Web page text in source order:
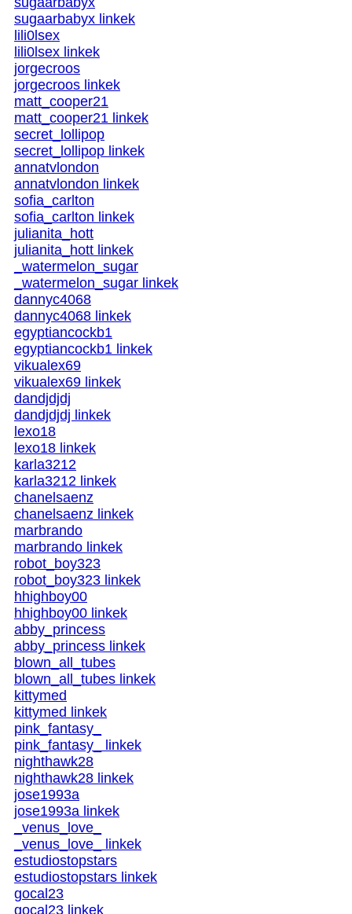
sugaarbabyx linkek
lili0lsex
lili0lsex linkek
jorgecroos
jorgecroos linkek
matt_cooper21
matt_cooper21 linkek
secret_lollipop
secret_lollipop linkek
annatvlondon
annatvlondon linkek
sofia_carlton
sofia_carlton linkek
julianita_hott
julianita_hott linkek
_watermelon_sugar
_watermelon_sugar linkek
dannyc4068
dannyc4068 linkek
egyptiancockb1
egyptiancockb1 linkek
vikualex69
vikualex69 linkek
dandjdjdj
dandjdjdj linkek
lexo18
lexo18 linkek
karla3212
karla3212 linkek
chanelsaenz
chanelsaenz linkek
marbrando
marbrando linkek
robot_boy323
robot_boy323 linkek
hhighboy00
hhighboy00 linkek
abby_princess
abby_princess linkek
blown_all_tubes
blown_all_tubes linkek
kittymed
kittymed linkek
pink_fantasy_
pink_fantasy_ linkek
nighthawk28
nighthawk28 linkek
jose1993a
jose1993a linkek
_venus_love_
_venus_love_ linkek
estudiostopstars
estudiostopstars linkek
gocal23
gocal23 linkek